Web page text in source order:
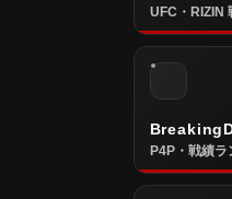
UFC・RIZIN
P4P・戦績ラ